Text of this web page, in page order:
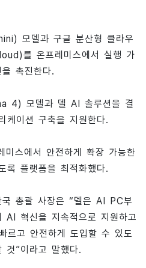
모델과 구글 분산형 클라우
를 온프레미스에서 실행 가
촉진한다.
4) 모델과 델 AI 솔루션을 결
케이션 구축을 지원한다.
스에서 안전하게 확장 가능한
록 플랫폼을 최적화했다.
국 총괄 사장은 “델은 AI PC부
AI 혁신을 지속적으로 지원하고
르고 안전하게 도입할 수 있도
것”이라고 말했다.